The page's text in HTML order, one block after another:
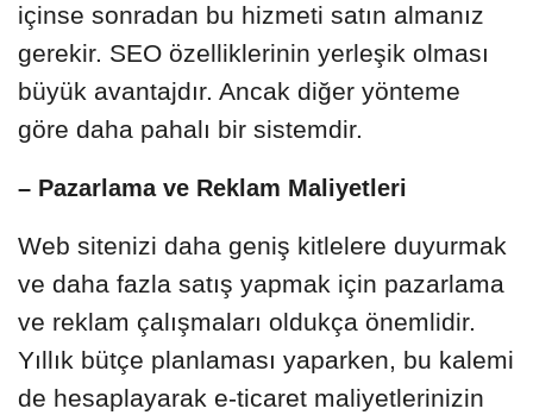
içinse sonradan bu hizmeti satın almanız
gerekir. SEO özelliklerinin yerleşik olması
büyük avantajdır. Ancak diğer yönteme
göre daha pahalı bir sistemdir.
– Pazarlama ve Reklam Maliyetleri
Web sitenizi daha geniş kitlelere duyurmak
ve daha fazla satış yapmak için pazarlama
ve reklam çalışmaları oldukça önemlidir.
Yıllık bütçe planlaması yaparken, bu kalemi
de hesaplayarak e-ticaret maliyetlerinizin